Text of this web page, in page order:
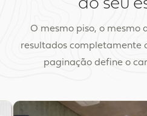
do seu
O mesmo piso, o
resultados completamente
paginação define o